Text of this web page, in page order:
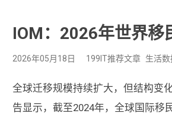
IOM：2026年世界移
2026年05月18日 199IT推荐文章 生活数
全球迁移规模持续扩大，但结构变
告显示，截至2024年，全球国际移